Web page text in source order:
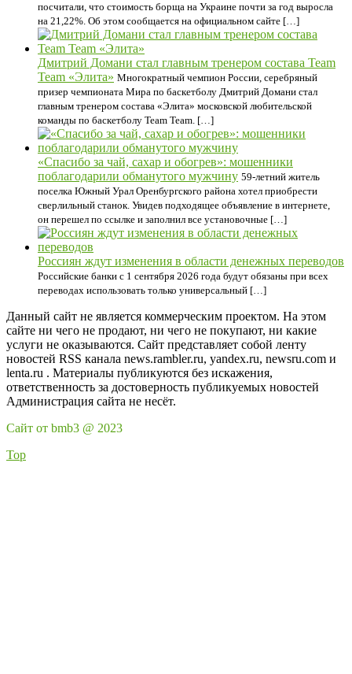
посчитали, что стоимость борща на Украине почти за год выросла
на 21,22%. Об этом сообщается на официальном сайте […]
Дмитрий Домани стал главным тренером состава Team
Team «Элита» Многократный чемпион России, серебряный
призер чемпионата Мира по баскетболу Дмитрий Домани стал
главным тренером состава «Элита» московской любительской
команды по баскетболу Team Team. […]
«Спасибо за чай, сахар и обогрев»: мошенники
поблагодарили обманутого мужчину 59-летний житель
поселка Южный Урал Оренбургского района хотел приобрести
сверлильный станок. Увидев подходящее объявление в интернете,
он перешел по ссылке и заполнил все установочные […]
Россиян ждут изменения в области денежных переводов
Российские банки с 1 сентября 2026 года будут обязаны при всех
переводах использовать только универсальный […]
Данный сайт не является коммерческим проектом. На этом
сайте ни чего не продают, ни чего не покупают, ни какие
услуги не оказываются. Сайт представляет собой ленту
новостей RSS канала news.rambler.ru, yandex.ru, newsru.com и
lenta.ru . Материалы публикуются без искажения,
ответственность за достоверность публикуемых новостей
Администрация сайта не несёт.
Сайт от bmb3 @ 2023
Top